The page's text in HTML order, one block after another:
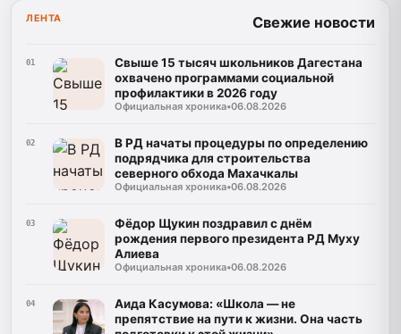
ЛЕНТА Свежие новости
01
Свыше 15 тысяч школьников Дагестана
охвачено программами социальной
профилактики в 2026 году
Официальная хроника•06.08.2026
02
В РД начаты процедуры по определению
подрядчика для строительства
северного обхода Махачкалы
Официальная хроника•06.08.2026
03
Фёдор Щукин поздравил с днём
рождения первого президента РД Муху
Алиева
Официальная хроника•06.08.2026
04
Аида Касумова: «Школа — не
препятствие на пути к жизни. Она часть